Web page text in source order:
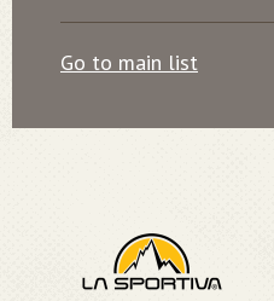
Go to main list